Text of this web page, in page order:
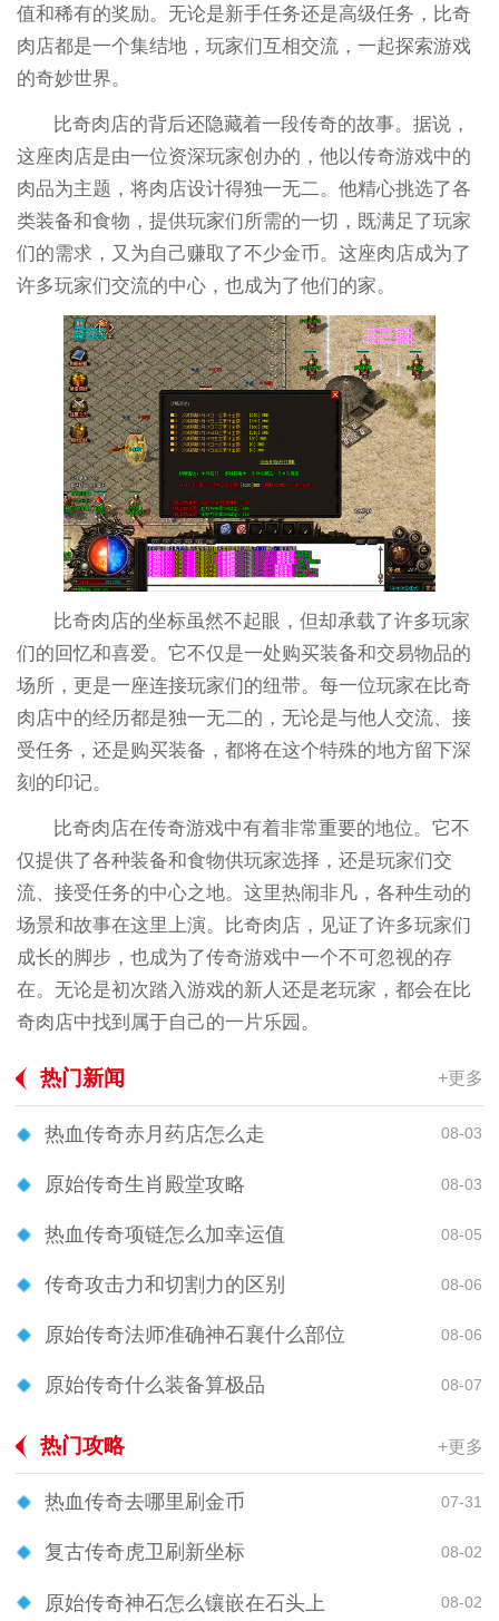
值和稀有的奖励。无论是新手任务还是高级任务，比奇
肉店都是一个集结地，玩家们互相交流，一起探索游戏
的奇妙世界。
比奇肉店的背后还隐藏着一段传奇的故事。据说，
这座肉店是由一位资深玩家创办的，他以传奇游戏中的
肉品为主题，将肉店设计得独一无二。他精心挑选了各
类装备和食物，提供玩家们所需的一切，既满足了玩家
们的需求，又为自己赚取了不少金币。这座肉店成为了
许多玩家们交流的中心，也成为了他们的家。
比奇肉店的坐标虽然不起眼，但却承载了许多玩家
们的回忆和喜爱。它不仅是一处购买装备和交易物品的
场所，更是一座连接玩家们的纽带。每一位玩家在比奇
肉店中的经历都是独一无二的，无论是与他人交流、接
受任务，还是购买装备，都将在这个特殊的地方留下深
刻的印记。
比奇肉店在传奇游戏中有着非常重要的地位。它不
仅提供了各种装备和食物供玩家选择，还是玩家们交
流、接受任务的中心之地。这里热闹非凡，各种生动的
场景和故事在这里上演。比奇肉店，见证了许多玩家们
成长的脚步，也成为了传奇游戏中一个不可忽视的存
在。无论是初次踏入游戏的新人还是老玩家，都会在比
奇肉店中找到属于自己的一片乐园。
热门新闻 +更多
热血传奇赤月药店怎么走 08-03
原始传奇生肖殿堂攻略 08-03
热血传奇项链怎么加幸运值 08-05
传奇攻击力和切割力的区别 08-06
原始传奇法师准确神石襄什么部位 08-06
原始传奇什么装备算极品 08-07
热门攻略 +更多
热血传奇去哪里刷金币 07-31
复古传奇虎卫刷新坐标 08-02
原始传奇神石怎么镶嵌在石头上 08-02